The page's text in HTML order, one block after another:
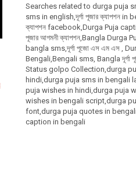
Searches related to durga puja
sms in english,দূর্গা পূজার ক্যাপশন in
ক্যাপশন facebook,Durga Puja
পূজার আগমনী ক্যাপশন,Bangla Durga
bangla sms,দূর্গা পূজো এস এম এস ,
Bengali,Bengali sms, Bangla দূর্গা
Status golpo Collection,durga
hindi,durga puja sms in bengali
puja wishes in hindi,durga puja
wishes in bengali script,durga
font,durga puja quotes in
caption in bengali